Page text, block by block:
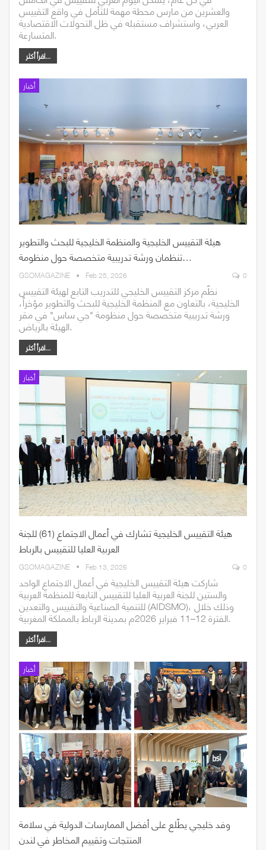
والعشرين من مارس محطة مهمة للتأمل في واقع التقييس
العربي، واستشراف مستقبله في ظل التحولات الاقتصادية
المتسارعة.
اقرأ أكثر...
أخبار
هيئة التقييس الخليجية والمنظمة الخليجية للبحث والتطوير
تنظمان ورشة تدريبية متخصصة حول منظومة…
GSOMAGAZINE Feb 25, 2026 0
نظّم مركز التقييس الخليجي للتدريب التابع لهيئة التقييس
الخليجية، بالتعاون مع المنظمة الخليجية للبحث والتطوير مؤخراً،
ورشة تدريبية متخصصة حول منظومة "جي ساس" في مقر
الهيئة بالرياض.
اقرأ أكثر...
أخبار
هيئة التقييس الخليجية تشارك في أعمال الاجتماع (61) للجنة
العربية العليا للتقييس بالرباط
GSOMAGAZINE Feb 13, 2026 0
شاركت هيئة التقييس الخليجية في أعمال الاجتماع الواحد
والستين للجنة العربية العليا للتقييس التابعة للمنظمة العربية
للتنمية الصناعية والتقييس والتعدين (AIDSMO)، وذلك خلال
الفترة 12–11 فبراير 2026م بمدينة الرباط بالمملكة المغربية.
اقرأ أكثر...
أخبار
وفد خليجي يطّلع على أفضل الممارسات الدولية في سلامة
المنتجات وتقييم المخاطر في لندن